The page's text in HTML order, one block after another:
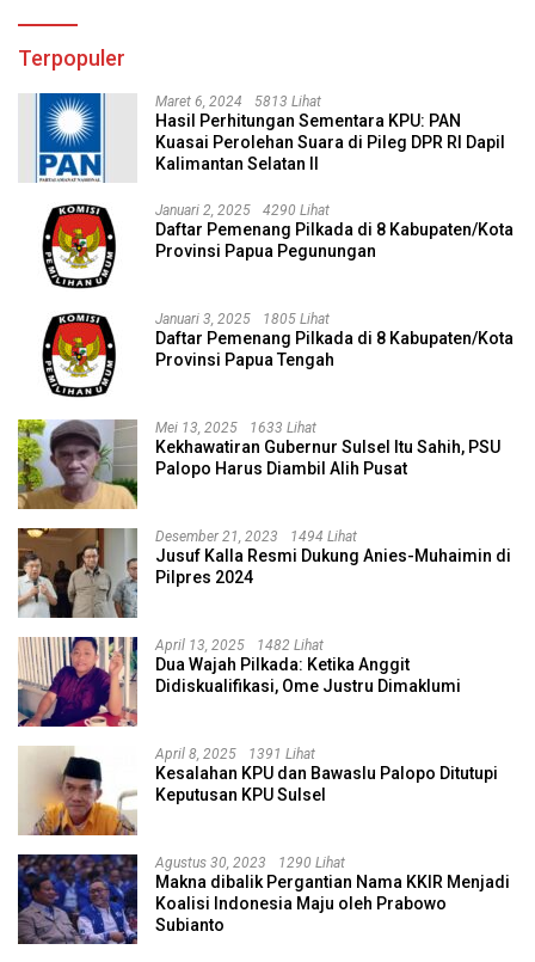
Terpopuler
Maret 6, 2024 5813 Lihat
Hasil Perhitungan Sementara KPU: PAN
Kuasai Perolehan Suara di Pileg DPR RI Dapil
Kalimantan Selatan II
Januari 2, 2025 4290 Lihat
Daftar Pemenang Pilkada di 8 Kabupaten/Kota
Provinsi Papua Pegunungan
Januari 3, 2025 1805 Lihat
Daftar Pemenang Pilkada di 8 Kabupaten/Kota
Provinsi Papua Tengah
Mei 13, 2025 1633 Lihat
Kekhawatiran Gubernur Sulsel Itu Sahih, PSU
Palopo Harus Diambil Alih Pusat
Desember 21, 2023 1494 Lihat
Jusuf Kalla Resmi Dukung Anies-Muhaimin di
Pilpres 2024
April 13, 2025 1482 Lihat
Dua Wajah Pilkada: Ketika Anggit
Didiskualifikasi, Ome Justru Dimaklumi
April 8, 2025 1391 Lihat
Kesalahan KPU dan Bawaslu Palopo Ditutupi
Keputusan KPU Sulsel
Agustus 30, 2023 1290 Lihat
Makna dibalik Pergantian Nama KKIR Menjadi
Koalisi Indonesia Maju oleh Prabowo
Subianto